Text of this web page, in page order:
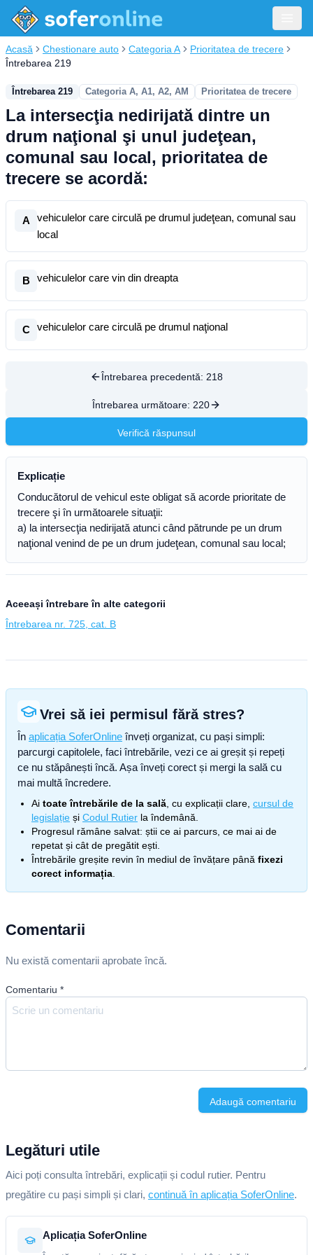
Acasă Chestionare auto Categoria A
Prioritatea de trecere
Întrebarea 219
Întrebarea 219 Categoria A, A1, A2, AM Prioritatea de trecere
La intersecţia nedirijată dintre un
drum naţional şi unul judeţean,
comunal sau local, prioritatea de
trecere se acordă:
A
vehiculelor care circulă pe drumul judeţean, comunal sau
local
B vehiculelor care vin din dreapta
C vehiculelor care circulă pe drumul naţional
Întrebarea precedentă: 218
Întrebarea următoare: 220
Verifică răspunsul
Explicație
Conducătorul de vehicul este obligat să acorde prioritate de
trecere şi în următoarele situaţii:
a) la intersecţia nedirijată atunci când pătrunde pe un drum
naţional venind de pe un drum judeţean, comunal sau local;
Aceeași întrebare în alte categorii
Întrebarea nr. 725, cat. B
Vrei să iei permisul fără stres?
În aplicația SoferOnline înveți organizat, cu pași simpli:
parcurgi capitolele, faci întrebările, vezi ce ai greșit și repeți
ce nu stăpânești încă. Așa înveți corect și mergi la sală cu
mai multă încredere.
Ai toate întrebările de la sală , cu explicații clare, cursul de
legislație și Codul Rutier la îndemână.
Progresul rămâne salvat: știi ce ai parcurs, ce mai ai de
repetat și cât de pregătit ești.
Întrebările greșite revin în mediul de învățare până fixezi
corect informația
Comentarii
Nu există comentarii aprobate încă.
Comentariu *
Adaugă comentariu
Legături utile
Aici poți consulta întrebări, explicații și codul rutier. Pentru
pregătire cu pași simpli și clari, continuă în aplicația SoferOnline.
Aplicația SoferOnline